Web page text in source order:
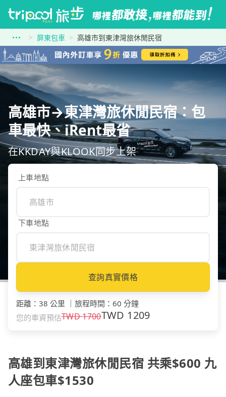
屏東包車 高雄市到東津灣旅休閒民宿
高雄市→東津灣旅休閒民宿：包
車最快、iRent最省
在KKDAY與KLOOK同步上架
上車地點
下車地點
查詢真實價格
距離 ： 38 公里 旅程時間 ： 60 分鐘
您的車資預估TWD1700TWD 1209
高雄到東津灣旅休閒民宿 共乘$600 九
人座包車$1530